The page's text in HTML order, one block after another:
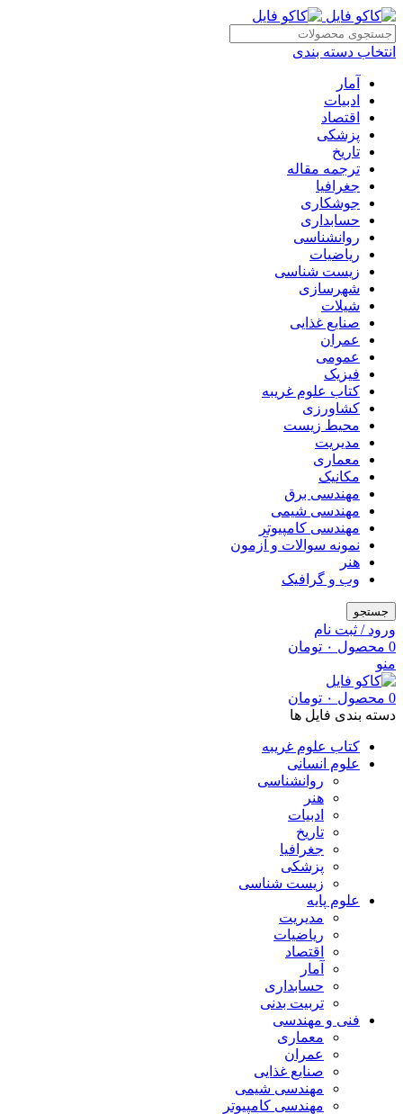
انتخاب دسته بندی
آمار
ادبیات
اقتصاد
پزشکی
تاریخ
ترجمه مقاله
جغرافیا
جوشکاری
حسابداری
روانشناسی
ریاضیات
زیست شناسی
شهرسازی
شیلات
صنایع غذایی
عمران
عمومی
فیزیک
کتاب علوم غریبه
کشاورزی
محیط زیست
مدیریت
معماری
مکانیک
مهندسی برق
مهندسی شیمی
مهندسی کامپیوتر
نمونه سوالات و آزمون
هنر
وب و گرافیک
جستجو
ورود / ثبت نام
0 محصول ۰ تومان
منو
0 محصول ۰ تومان
دسته بندی فایل ها
کتاب علوم غریبه
علوم انسانی
روانشناسی
هنر
ادبیات
تاریخ
جغرافیا
پزشکی
زیست شناسی
علوم پایه
مدیریت
ریاضیات
اقتصاد
آمار
حسابداری
تربیت بدنی
فنی و مهندسی
معماری
عمران
صنایع غذایی
مهندسی شیمی
مهندسی کامپیوتر